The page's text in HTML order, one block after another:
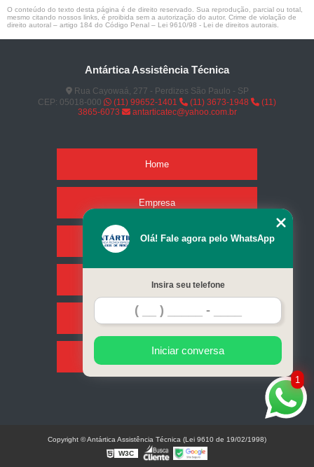
O conteúdo do texto desta página é de direito reservado. Sua reprodução, parcial ou total,
mesmo citando nossos links, é proibida sem a autorização do autor. Crime de violação de
direito autoral – artigo 184 do Código Penal – Lei 9610/98 - Lei de direitos autorais
Antártica Assistência Técnica
Rua Cayowaá, 277 - Perdizes São Paulo - SP
CEP: 05018-000
(11) 99652-1401 (11) 3673-1948
(11)
3865-6073
antarticatec@yahoo.com.br
Home
Empresa
Missão
Serviços
Contato
Mapa do site
1
Olá! Fale agora pelo WhatsApp
Insira seu telefone
Iniciar conversa
Copyright © Antártica Assistência Técnica (Lei 9610 de 19/02/1998)
W3C